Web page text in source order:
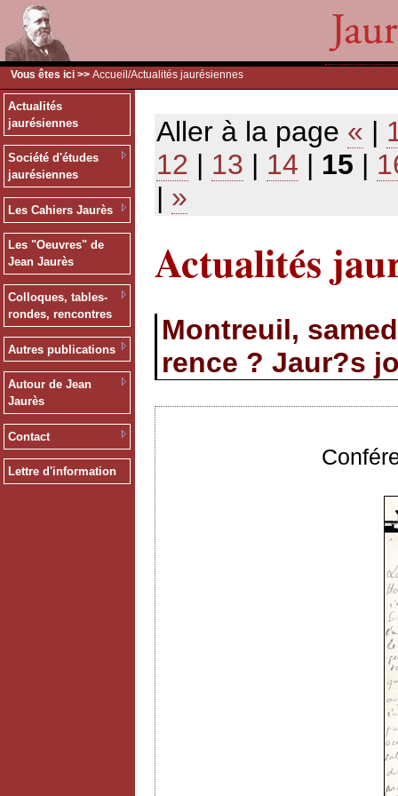
Vous êtes ici >> Accueil /Actualités jaurésiennes
Actualités
jaurésiennes
Société d'études
jaurésiennes
Les Cahiers Jaurès
Les "Oeuvres" de
Jean Jaurès
Colloques, tables-
rondes, rencontres
Autres publications
Autour de Jean
Jaurès
Contact
Lettre d'information
Aller à la page « |
12 | 13 | 14 | 15 |
| »
Actualités
Montreuil,
rence ? Jaur?s